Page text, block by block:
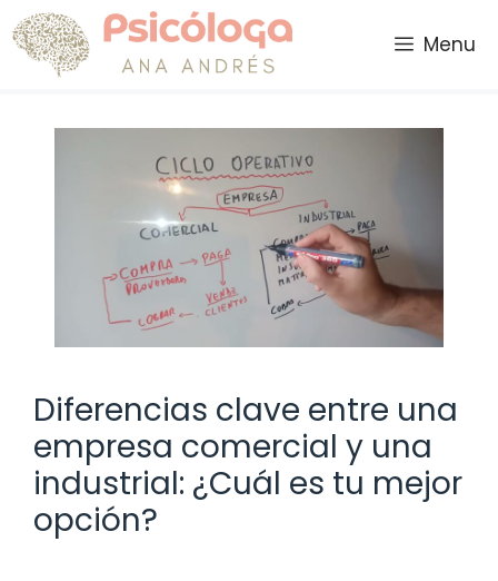
Saltar
al
contenido
Menu
Diferencias clave entre una
empresa comercial y una
industrial: ¿Cuál es tu mejor
opción?